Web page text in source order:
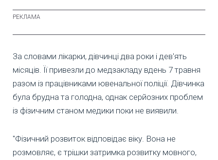
За словами лікарки, дівчинці два роки і дев'ять
місяців. Її привезли до медзакладу вдень 7 травня
разом із працівниками ювенальної поліції. Дівчинка
була брудна та голодна, однак серйозних проблем
із фізичним станом медики поки не виявили.
"Фізичний розвиток відповідає віку. Вона не
розмовляє, є трішки затримка розвитку мовного,